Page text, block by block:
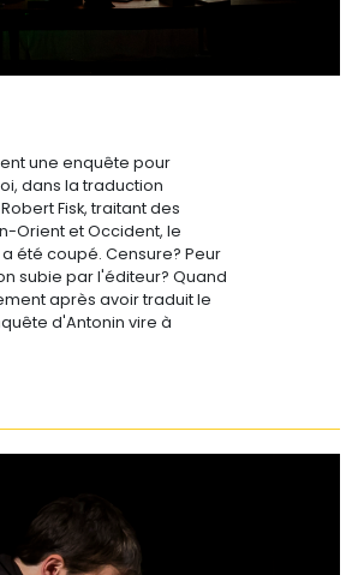
une enquête pour
dans la traduction
Fisk, traitant des
Orient et Occident, le
été coupé. Censure? Peur
subie par l'éditeur? Quand
après avoir traduit le
d'Antonin vire à